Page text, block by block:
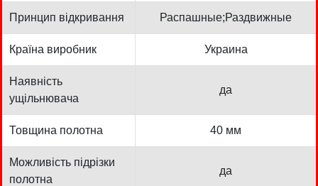
Принцип відкривання Распашные;Раздвижные
Країна виробник Украина
Наявність
ущільнювача
да
Товщина полотна 40 мм
Можливість підрізки
полотна
да